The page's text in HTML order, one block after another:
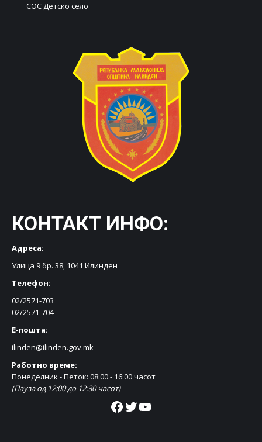
СОС Детско село
КОНТАКТ ИНФО:
Адреса:
Улица 9 бр. 38, 1041 Илинден
Телефон:
02/2571-703
02/2571-704
Е-пошта:
ilinden@ilinden.gov.mk
Работно време:
Понеделник - Петок: 08:00 - 16:00 часот
(Пауза од 12:00 до 12:30 часот)
Facebook Twitter YouTube